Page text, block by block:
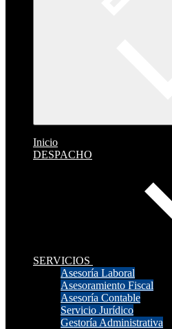
Inicio
DESPACHO
SERVICIOS
Asesoría Laboral
Asesoramiento Fiscal
Asesoría Contable
Servicio Jurídico
Gestoría Administrativa